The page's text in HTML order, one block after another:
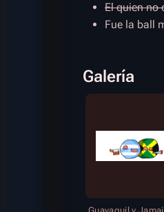
El quien no
Fue la ball
Galería